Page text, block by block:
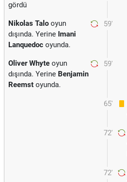
gördü
59'
Nikolas Talo oyun
dışında. Yerine Imani
Lanquedoc oyunda.
59'
Oliver Whyte oyun
dışında. Yerine Benjamin
Reemst oyunda.
65'
72'
72'